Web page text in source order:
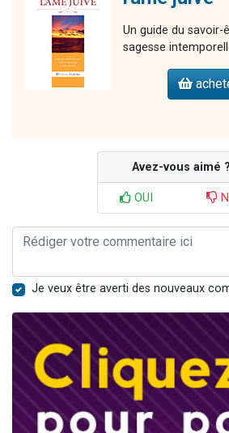
Un guide du
sagesse
Avez-vous aimé ?
OUI
Je veux être averti des nouveaux